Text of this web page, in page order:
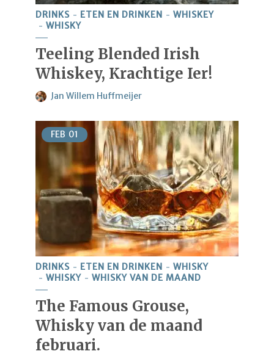
DRINKS ETEN EN DRINKEN
WHISKEY
WHISKY
Teeling Blended Irish
Whiskey, Krachtige Ier!
Jan Willem Huffmeijer
FEB 01
DRINKS ETEN EN DRINKEN
WHISKY
WHISKY
WHISKY VAN DE MAAND
The Famous Grouse,
Whisky van de maand
februari.